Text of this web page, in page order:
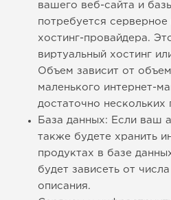
вашего веб-сайта и
потребуется серверное
хостинг-провайдера.
виртуальный хостинг
Объем зависит от
маленького интернет-
достаточно нескольких
База данных: Если ваш
также будете хранить
продуктах в базе
будет зависеть от
описания.